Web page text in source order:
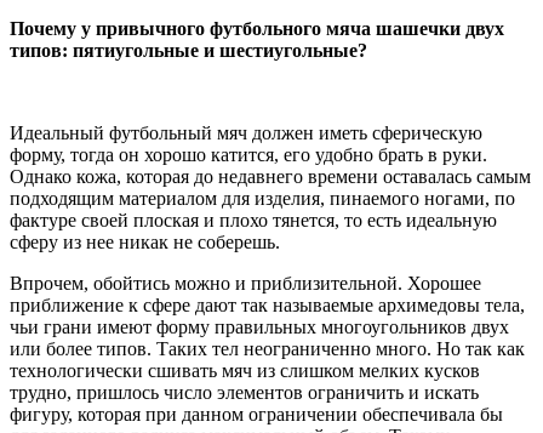
Почему у привычного футбольного мяча шашечки двух
типов: пятиугольные и шестиугольные?
Идеальный футбольный мяч должен иметь сферическую
форму, тогда он хорошо катится, его удобно брать в руки.
Однако кожа, которая до недавнего времени оставалась самым
подходящим материалом для изделия, пинаемого ногами, по
фактуре своей плоская и плохо тянется, то есть идеальную
сферу из нее никак не соберешь.
Впрочем, обойтись можно и приблизительной. Хорошее
приближение к сфере дают так называемые архимедовы тела,
чьи грани имеют форму правильных многоугольников двух
или более типов. Таких тел неограниченно много. Но так как
технологически сшивать мяч из слишком мелких кусков
трудно, пришлось число элементов ограничить и искать
фигуру, которая при данном ограничении обеспечивала бы